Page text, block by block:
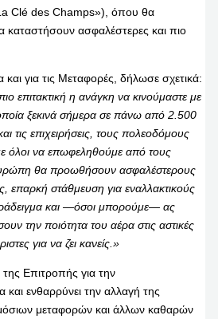
Clé des Champs»), όπου θα
ασφαλέστερες και πιο
για τις Μεταφορές, δήλωσε σχετικά:
επιτακτική η ανάγκη να κινούμαστε με
ξεκινά σήμερα σε πάνω από 2.500
τις επιχειρήσεις, τους πολεοδόμους
όλοι να επωφεληθούμε από τους
θα προωθήσουν ασφαλέστερους
επαρκή στάθμευση για εναλλακτικούς
και —όσοι μπορούμε— ας
την ποιότητα του αέρα στις αστικές
για να ζει κανείς.»
Επιτροπής για την
και ενθαρρύνει την αλλαγή της
μεταφορών και άλλων καθαρών